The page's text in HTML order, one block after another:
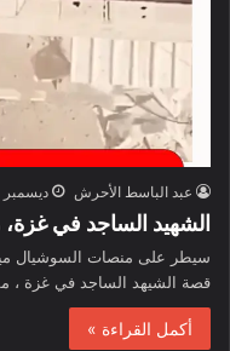
عبد الباسط الأحرش ديسمبر 31, 2023
الشهيد الساجد في
سيطر على منصات السوشيال
قصة الشيهد الساجد في غزة ،
أكمل القراءة »